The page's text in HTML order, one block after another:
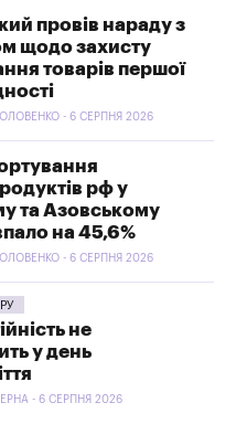
провів нараду з
щодо захисту
товарів першої
- 6 СЕРПНЯ 2026
рф у
та Азовському
на 45,6%
- 6 СЕРПНЯ 2026
не
у день
- 6 СЕРПНЯ 2026